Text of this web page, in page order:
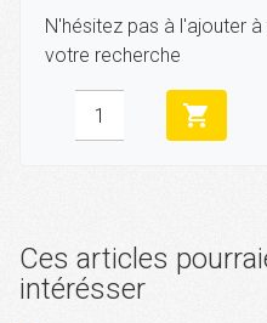
N'hésitez pas à l'ajouter
votre recherche
shopping_cart
Ces articles
intérésser